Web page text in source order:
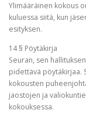
Ylimääräinen kokous
kuluessa siitä, kun
esityksen.
14 § Pöytäkirja
Seuran, sen
pidettävä pöytäkirjaa.
kokousten
jaostojen ja
kokouksessa.